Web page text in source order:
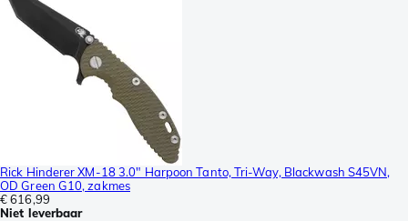
Rick Hinderer XM-18 3.0" Harpoon Tanto, Tri-Way, Blackwash S45VN,
OD Green G10, zakmes
€ 616,99
Niet leverbaar